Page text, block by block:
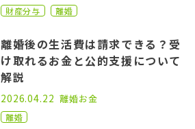
財産分与 離婚
離婚後の生活費は請求できる？受
け取れるお金と公的支援について
解説
2021.03.31
2026.04.22 離婚お金
離婚